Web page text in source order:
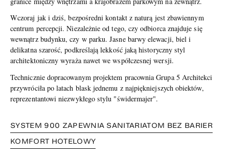
Wczoraj jak i dziś, bezpośredni kontakt z naturą jest zbawiennym
centrum percepcji. Niezależnie od tego, czy odbiorca znajduje się
wewnątrz budynku, czy w parku. Jasne barwy elewacji, biel i
delikatna szarość, podkreślają lekkość jaką historyczny styl
architektoniczny wyraża nawet we współczesnej wersji.
Technicznie dopracowanym projektem pracownia Grupa 5 Architekci
przywróciła po latach blask jednemu z najpiękniejszych obiektów,
reprezentantowi niezwykłego stylu "świdermajer".
SYSTEM 900 ZAPEWNIA SANITARIATOM BEZ BARIER
KOMFORT HOTELOWY